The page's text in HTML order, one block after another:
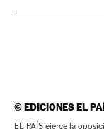
©EDICIONES EL
EL PAÍS ejerce la